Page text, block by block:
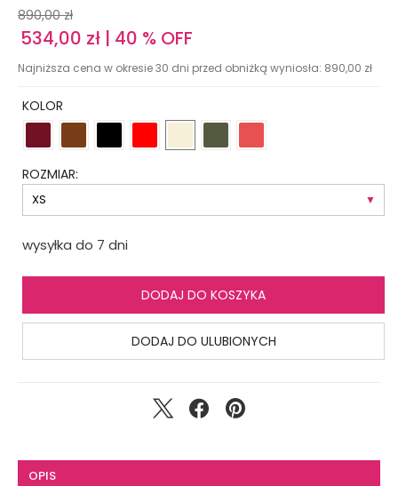
890,00 zł
534,00 zł | 40 % OFF
Najniższa cena w okresie 30 dni przed obniżką wyniosła: 890,00 zł
KOLOR
ROZMIAR:
wysyłka do 7 dni
DODAJ DO KOSZYKA
DODAJ DO ULUBIONYCH
OPIS